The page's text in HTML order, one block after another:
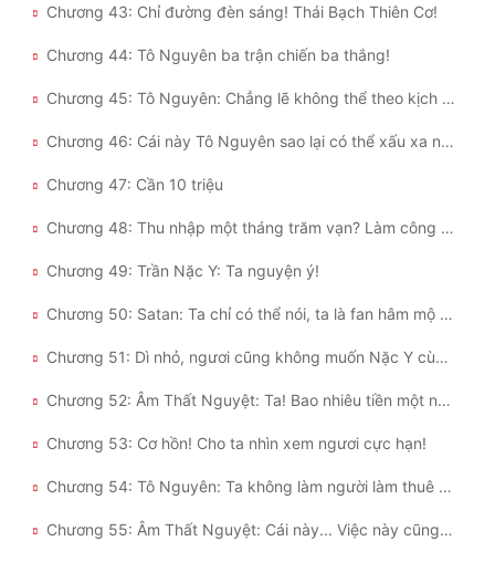
Chương 43: Chỉ đường đèn sáng! Thái Bạch Thiên Cơ!
Chương 44: Tô Nguyên ba trận chiến ba thắng!
Chương 45: Tô Nguyên: Chẳng lẽ không thể theo kịch bản truyền thống một chút sao?
Chương 46: Cái này Tô Nguyên sao lại có thể xấu xa như vậy chứ!
Chương 47: Cần 10 triệu
Chương 48: Thu nhập một tháng trăm vạn? Làm công người đột tử trước huyễn tưởng thôi
Chương 49: Trần Nặc Y: Ta nguyện ý!
Chương 50: Satan: Ta chỉ có thể nói, ta là fan hâm mộ trung thành của ngài!
Chương 51: Dì nhỏ, ngươi cũng không muốn Nặc Y cùng ta học cái xấu đi!
Chương 52: Âm Thất Nguyệt: Ta! Bao nhiêu tiền một năm!
Chương 53: Cơ hồn! Cho ta nhìn xem ngươi cực hạn!
Chương 54: Tô Nguyên: Ta không làm người làm thuê nữa! Nặc Y!
Chương 55: Âm Thất Nguyệt: Cái này... Việc này cũng quá ác rồi!